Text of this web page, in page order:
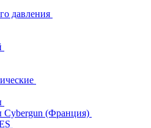
давления
Cybergun (Франция)